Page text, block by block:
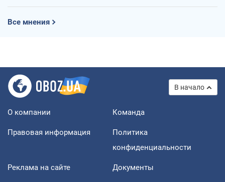
Все мнения
В начало
О компании Команда
Правовая информация
Политика
конфиденциальности
Реклама на сайте Документы